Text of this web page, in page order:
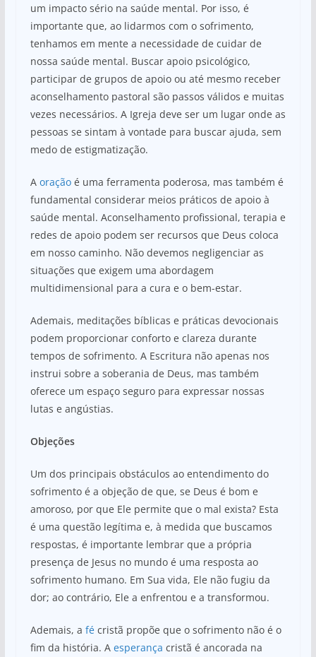
um impacto sério na saúde mental. Por isso, é
importante que, ao lidarmos com o sofrimento,
tenhamos em mente a necessidade de cuidar de
nossa saúde mental. Buscar apoio psicológico,
participar de grupos de apoio ou até mesmo receber
aconselhamento pastoral são passos válidos e muitas
vezes necessários. A Igreja deve ser um lugar onde as
pessoas se sintam à vontade para buscar ajuda, sem
medo de estigmatização.
A oraçãoé uma ferramenta poderosa, mas também é
fundamental considerar meios práticos de apoio à
saúde mental. Aconselhamento profissional, terapia e
redes de apoio podem ser recursos que Deus coloca
em nosso caminho. Não devemos negligenciar as
situações que exigem uma abordagem
multidimensional para a cura e o bem-estar.
Ademais, meditações bíblicas e práticas devocionais
podem proporcionar conforto e clareza durante
tempos de sofrimento. A Escritura não apenas nos
instrui sobre a soberania de Deus, mas também
oferece um espaço seguro para expressar nossas
lutas e angústias.
Objeções
Um dos principais obstáculos ao entendimento do
sofrimento é a objeção de que, se Deus é bom e
amoroso, por que Ele permite que o mal exista? Esta
é uma questão legítima e, à medida que buscamos
respostas, é importante lembrar que a própria
presença de Jesus no mundo é uma resposta ao
sofrimento humano. Em Sua vida, Ele não fugiu da
dor; ao contrário, Ele a enfrentou e a transformou.
Ademais, a fécristã propõe que o sofrimento não é o
fim da história. A esperança cristã é ancorada na